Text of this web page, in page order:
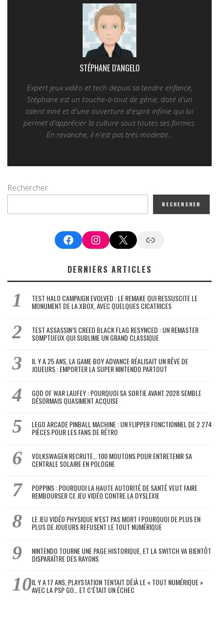
STÉPHANE D'ANGELO
Expert jeux vidéo et tech depuis sa tendre enfance,
Stéphane est un touche-à-tout de génie, doté d'un
talent inné et d'une ouverture d'esprit infinie qui lui
permet d'apprécier la culture sous toutes ses formes.
En revanche, il n'est pas très modeste...
Rechercher
RECHERCHER
FacebookInstagram
X Google News
DERNIERS ARTICLES
TEST HALO CAMPAIGN EVOLVED : LE REMAKE QUI RESSUSCITE LE
MONUMENT DE LA XBOX, AVEC QUELQUES CICATRICES
TEST ASSASSIN’S CREED BLACK FLAG RESYNCED : UN REMASTER
SOMPTUEUX QUI SUBLIME UN GRAND CLASSIQUE
IL Y A 25 ANS, LA GAME BOY ADVANCE RÉALISAIT UN RÊVE DE
JOUEURS : EMPORTER LA SUPER NINTENDO PARTOUT
GOD OF WAR LAUFEY : POURQUOI SA SORTIE AVANT 2028 SEMBLE
DÉSORMAIS QUASIMENT ACQUISE
LEGO ARCADE PINBALL MACHINE : UN FLIPPER FONCTIONNEL DE 2 274
PIÈCES POUR LES FANS DE RÉTRO
VOLKSWAGEN RECRUTE… 100 MOUTONS POUR ENTRETENIR SA
CENTRALE SOLAIRE EN POLOGNE
POPPINS : POURQUOI LA HAUTE AUTORITÉ DE SANTÉ VEUT FAIRE
REMBOURSER CE JEU VIDÉO CONTRE LA DYSLEXIE
LE JEU VIDÉO PHYSIQUE N’EST PAS MORT ! POURQUOI DE PLUS EN
PLUS DE JOUEURS REFUSENT LE TOUT NUMÉRIQUE
NINTENDO TOURNE UNE PAGE HISTORIQUE, ET LA SWITCH VA BIENTÔT
DISPARAÎTRE DES RAYONS
IL Y A 17 ANS, PLAYSTATION TENTAIT DÉJÀ LE « TOUT NUMÉRIQUE »
AVEC LA PSP GO… ET C’ÉTAIT UN ÉCHEC